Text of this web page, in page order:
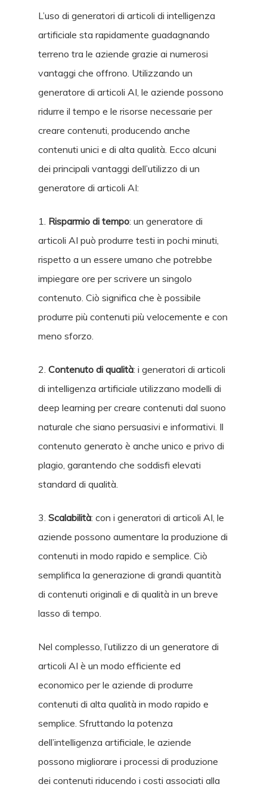
L’uso di generatori di articoli di intelligenza
artificiale sta rapidamente guadagnando
terreno tra le aziende grazie ai numerosi
vantaggi che offrono. Utilizzando un
generatore di articoli AI, le aziende possono
ridurre il tempo e le risorse necessarie per
creare contenuti, producendo anche
contenuti unici e di alta qualità. Ecco alcuni
dei principali vantaggi dell’utilizzo di un
generatore di articoli AI:
1. Risparmio di tempo: un generatore di
articoli AI può produrre testi in pochi minuti,
rispetto a un essere umano che potrebbe
impiegare ore per scrivere un singolo
contenuto. Ciò significa che è possibile
produrre più contenuti più velocemente e con
meno sforzo.
2.Contenuto di qualità: i generatori di articoli
di intelligenza artificiale utilizzano modelli di
deep learning per creare contenuti dal suono
naturale che siano persuasivi e informativi. Il
contenuto generato è anche unico e privo di
plagio, garantendo che soddisfi elevati
standard di qualità.
3.Scalabilità: con i generatori di articoli AI, le
aziende possono aumentare la produzione di
contenuti in modo rapido e semplice. Ciò
semplifica la generazione di grandi quantità
di contenuti originali e di qualità in un breve
lasso di tempo.
Nel complesso, l’utilizzo di un generatore di
articoli AI è un modo efficiente ed
economico per le aziende di produrre
contenuti di alta qualità in modo rapido e
semplice. Sfruttando la potenza
dell’intelligenza artificiale, le aziende
possono migliorare i processi di produzione
dei contenuti riducendo i costi associati alla